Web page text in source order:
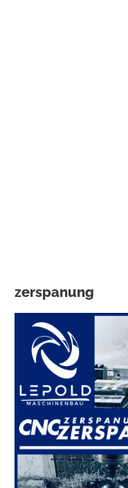
zerspanung